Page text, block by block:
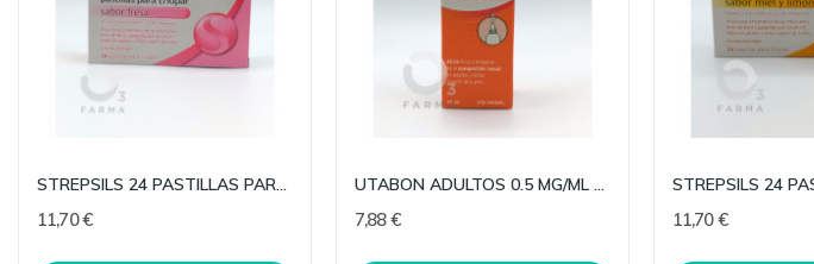
STREPSILS 24 PASTILLAS PARA CHUPAR FRESA
11,70 €
UTABON ADULTOS 0.5 MG/ML NEBULIZADOR NASAL 15 ML
7,88 € 11,70 €